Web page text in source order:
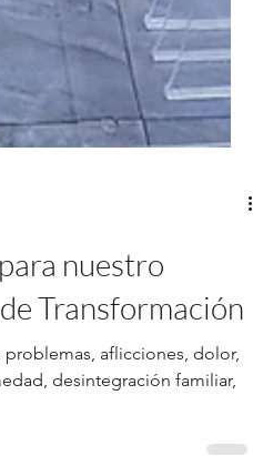
nuestro
Transformación